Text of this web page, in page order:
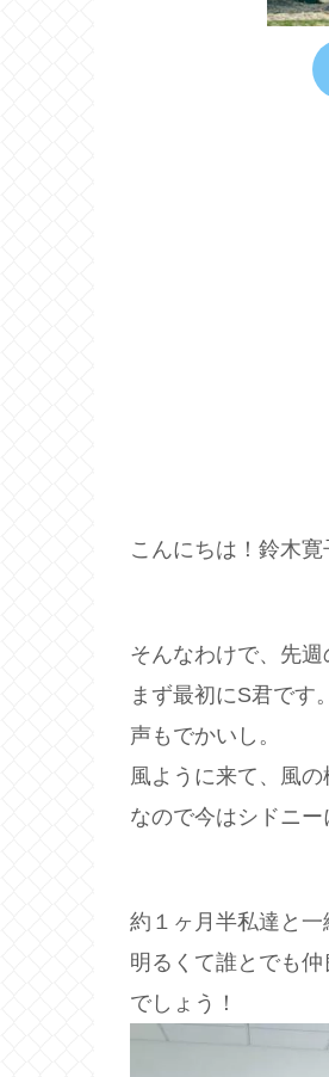
こんにちは！鈴木寛
そんなわけで、先
まず最初にS君です
声もでかいし。
風ように来て、風の
なので今はシドニー
約１ヶ月半私達と一
明るくて誰とでも
でしょう！